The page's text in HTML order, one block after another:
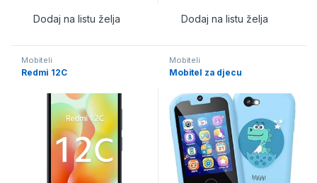
Dodaj na listu želja Dodaj na listu želja
Mobiteli
Redmi 12C
Mobiteli
Mobitel za djecu